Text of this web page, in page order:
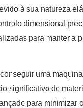
à sua natureza
dimensional
para manter a
uma
significativo de
para minimizar